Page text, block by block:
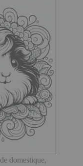
domestique,